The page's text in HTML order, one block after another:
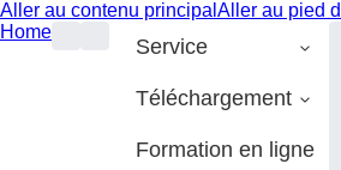
Aller au contenu principal Aller au pied
Home
Service
Téléchargement
Formation en ligne